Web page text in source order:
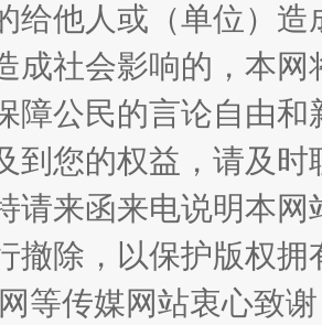
鳌关键词
魏明亮
给他人或（单位）
成社会影响的，本
障公民的言论自由
到您的权益，请及
请来函来电说明本
撤除，以保护版权
等传媒网站衷心致